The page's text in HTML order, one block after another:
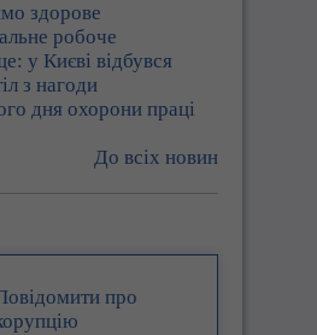
здорове
робоче
у Києві відбувся
з нагоди
дня охорони праці
До всіх новин
про